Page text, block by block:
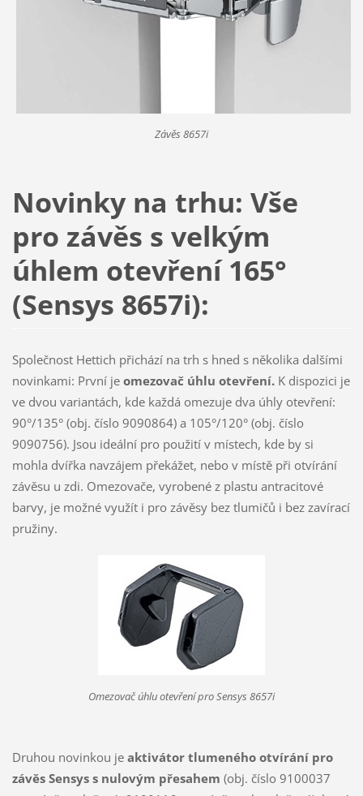
Závěs 8657i
Novinky na trhu: Vše
pro závěs s velkým
úhlem otevření 165°
(Sensys 8657i):
Společnost Hettich přichází na trh s hned s několika dalšími
novinkami: První je omezovač úhlu otevření.K dispozici je
ve dvou variantách, kde každá omezuje dva úhly otevření:
90°/135° (obj. číslo 9090864) a 105°/120° (obj. číslo
9090756). Jsou ideální pro použití v místech, kde by si
mohla dvířka navzájem překážet, nebo v místě při otvírání
závěsu u zdi. Omezovače, vyrobené z plastu antracitové
barvy, je možné využít i pro závěsy bez tlumičů i bez zavírací
pružiny.
Omezovač úhlu otevření pro Sensys 8657i
Druhou novinkou je aktivátor tlumeného otvírání pro
závěs Sensys s nulovým přesahem (obj. číslo 9100037